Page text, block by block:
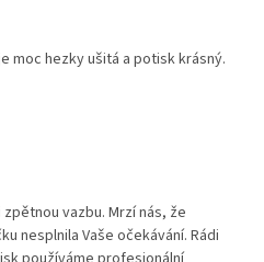
moc hezky ušitá a potisk krásný.
vazbu. Mrzí nás, že
nesplnila Vaše očekávání. Rádi